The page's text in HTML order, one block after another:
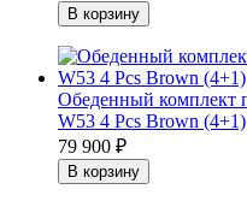
Обеденный комплект
W53 4 Pcs Brown (4+1)
79 900 ₽